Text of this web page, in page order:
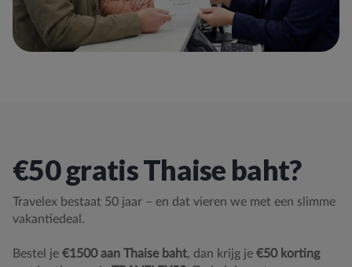
€50 gratis Thaise baht?
Travelex bestaat 50 jaar – en dat vieren we met een slimme
vakantiedeal.
Bestel je €1500 aan Thaise baht, dan krijg je €50 korting